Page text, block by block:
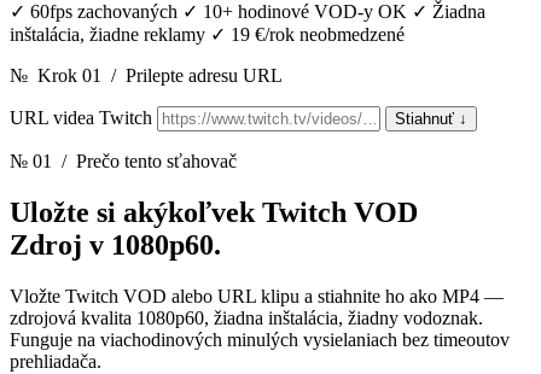
✓ 60fps zachovaných ✓ 10+ hodinové VOD-y OK ✓ Žiadna
inštalácia, žiadne reklamy ✓ 19 €/rok neobmedzené
№ Krok 01 / Prilepte adresu URL
URL videa Twitch Stiahnuť ↓
№ 01 / Prečo tento sťahovač
Uložte si akýkoľvek Twitch VOD
Zdroj v 1080p60.
Vložte Twitch VOD alebo URL klipu a stiahnite ho ako MP4 —
zdrojová kvalita 1080p60, žiadna inštalácia, žiadny vodoznak.
Funguje na viachodinových minulých vysielaniach bez timeoutov
prehliadača.